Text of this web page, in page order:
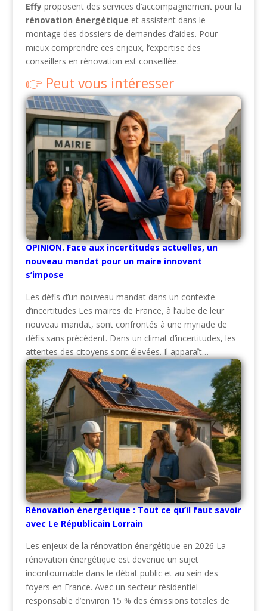
Effyproposent des services d’accompagnement pour la
rénovation énergétique et assistent dans le
montage des dossiers de demandes d’aides. Pour
mieux comprendre ces enjeux, l’expertise des
conseillers en rénovation est conseillée.
Peut vous intéresser
OPINION. Face aux incertitudes actuelles, un
nouveau mandat pour un maire innovant
s’impose
Les défis d’un nouveau mandat dans un contexte
d’incertitudes Les maires de France, à l’aube de leur
nouveau mandat, sont confrontés à une myriade de
défis sans précédent. Dans un climat d’incertitudes, les
attentes des citoyens sont élevées. Il apparaît…
Rénovation énergétique : Tout ce qu’il faut savoir
avec Le Républicain Lorrain
Les enjeux de la rénovation énergétique en 2026 La
rénovation énergétique est devenue un sujet
incontournable dans le débat public et au sein des
foyers en France. Avec un secteur résidentiel
responsable d’environ 15 % des émissions totales de